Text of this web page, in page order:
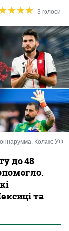
★★★
★★★ 3 голоси
Колаж: УФ
до 48
та